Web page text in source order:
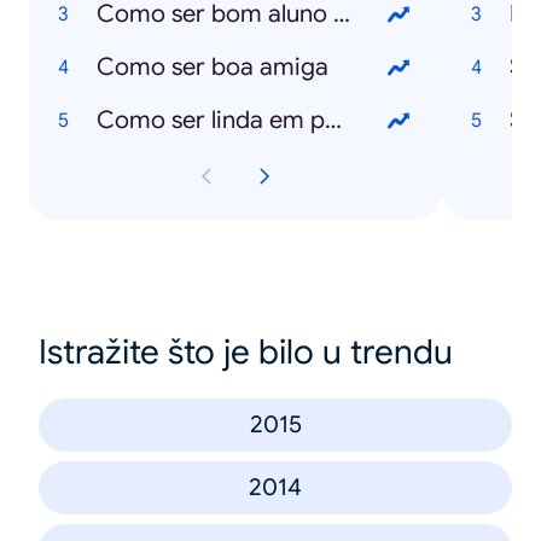
Como ser bom aluno no secundário
Como ser boa amiga
Como ser linda em poucos dias
Istražite što je bilo u trendu
2015
2014